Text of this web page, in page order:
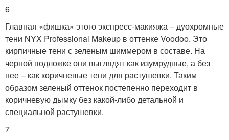
6
Главная «фишка» этого экспресс-макияжа – дуохромные
тени NYX Professional Makeup в оттенке Voodoo. Это
кирпичные тени с зеленым шиммером в составе. На
черной подложке они выглядят как изумрудные, а без
нее – как коричневые тени для растушевки. Таким
образом зеленый оттенок постепенно переходит в
коричневую дымку без какой-либо детальной и
специальной растушевки.
7